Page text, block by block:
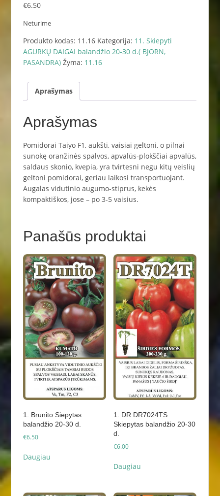
€6.50
Neturime
Produkto kodas: 11.16 Kategorija: 11. Skiepyti
AGURKŲ DAIGAI balandžio 20-30 d.( BJORN,
PASANDRA) Žyma: 11.16
Aprašymas
Aprašymas
Pomidorai Taiyo F1, aukšti, vaisiai geltoni, o pilnai
sunokę oranžinės spalvos, apvalūs-plokščiai apvalūs,
saldaus skonio, kvepia, yra tvirtesni negu kitų veislių
geltoni pomidorai, geriau laikosi transportuojant.
Augalas vidutinio augumo-stiprus, kekės
kompaktiškos, jose – po 3-5 vaisius.
Panašūs produktai
1. Brunito Siepytas
balandžio 20-30 d.
€6.50
Daugiau
1. DR DR7024TS
Skiepytas balandžio 20-30
d.
€6.00
Daugiau